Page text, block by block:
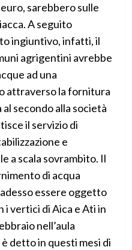
sarebbero sulle
A seguito
ingiuntivo, infatti, il
agrigentini avrebbe
ad una
attraverso la fornitura
secondo alla società
il servizio di
e
a scala sovrambito. Il
di acqua
essere oggetto
vertici di Aica e Ati in
nell’aula
detto in questi mesi di